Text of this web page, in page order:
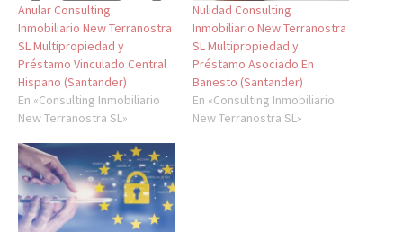
Anular Consulting
Inmobiliario New Terranostra
SL Multipropiedad y
Préstamo Vinculado Central
Hispano (Santander)
En «Consulting Inmobiliario
New Terranostra SL»
Nulidad Consulting
Inmobiliario New Terranostra
SL Multipropiedad y
Préstamo Asociado En
Banesto (Santander)
En «Consulting Inmobiliario
New Terranostra SL»